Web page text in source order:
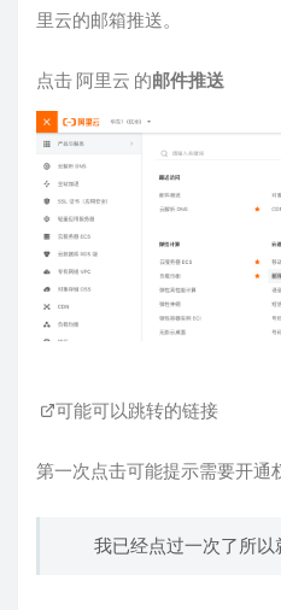
里云的邮箱推送。
点击 阿里云 的邮件推送
可能可以跳转的链接
第一次点击可能提示需要开通
我已经点过一次了所以